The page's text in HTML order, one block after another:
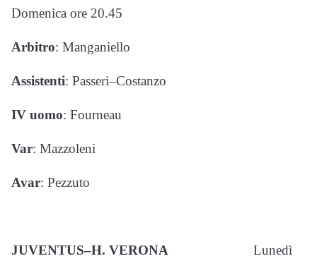
Domenica ore 20.45
Arbitro: Manganiello
Assistenti: Passeri–Costanzo
IV uomo: Fourneau
Var: Mazzoleni
Avar: Pezzuto
JUVENTUS–H. VERONA Lunedì